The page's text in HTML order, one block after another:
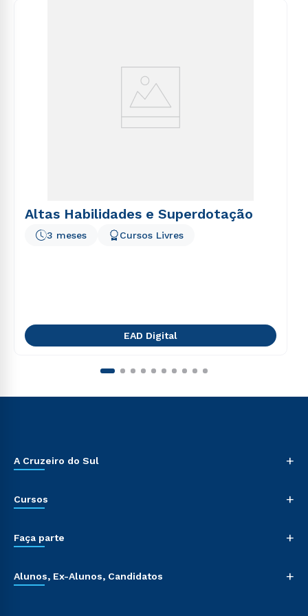
Altas Habilidades e Superdotação
3 meses Cursos Livres
EAD Digital
A Cruzeiro do Sul +
Cursos +
Faça parte +
Alunos, Ex-Alunos, Candidatos +